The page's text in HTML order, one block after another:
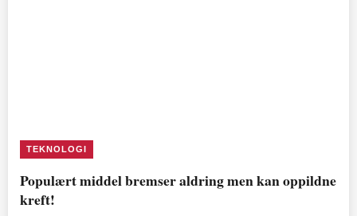
TEKNOLOGI
Populært middel bremser aldring men kan oppildne
kreft!